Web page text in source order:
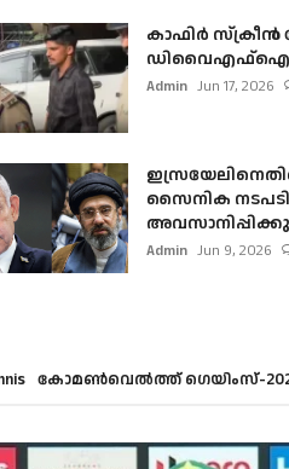
കാഫിർ സ്‌ക്രീൻ
ഡിവൈഎഫ്ഐ
Admin Jun 17, 2026
സൈനിക നടപടി
Admin Jun 9, 2026
കോമൺവെൽത്ത് ഗെയിംസ്-